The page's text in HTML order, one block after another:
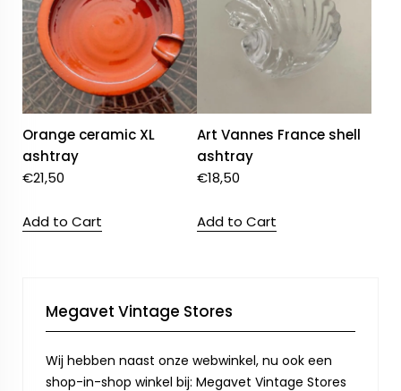
Orange ceramic XL
ashtray
€21,50
Add to Cart
Art Vannes France shell
ashtray
€18,50
Add to Cart
Megavet Vintage Stores
Wij hebben naast onze webwinkel, nu ook een
shop-in-shop winkel bij: Megavet Vintage Stores